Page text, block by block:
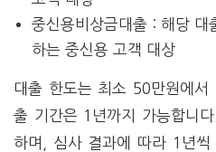
중신용비상금대출 : 해당 대
하는 중신용 고객 대상
대출 한도는 최소 50만원에서
출 기간은 1년까지 가능합니
하며, 심사 결과에 따라 1년씩